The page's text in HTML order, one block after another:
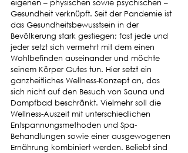
eigenen – physischen sowie psychischen –
Gesundheit verknüpft. Seit der Pandemie ist
das Gesundheitsbewusstsein in der
Bevölkerung stark gestiegen; fast jede und
jeder setzt sich vermehrt mit dem einen
Wohlbefinden auseinander und möchte
seinem Körper Gutes tun. Hier setzt ein
ganzheitliches Wellness-Konzept an, das
sich nicht auf den Besuch von Sauna und
Dampfbad beschränkt. Vielmehr soll die
Wellness-Auszeit mit unterschiedlichen
Entspannungsmethoden und Spa-
Behandlungen sowie einer ausgewogenen
Ernährung kombiniert werden. Beliebt sind